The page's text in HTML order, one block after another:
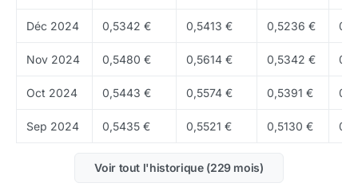
macroéconomiques, deux contextes d'inflation ou
deux régimes de risque. C'est ce qui fait toute la
aussi sa difficulté pour les investisseurs moins
familiers.
pour interpréter correctement le cours de Dollar
Déc 2024 0,5342 € 0,5413 € 0,5236 €
Nov 2024 0,5480 € 0,5614 € 0,5342 €
Oct 2024 0,5443 € 0,5574 € 0,5391 €
Sep 2024 0,5435 € 0,5521 € 0,5130 €
Voir tout l'historique (229 mois)